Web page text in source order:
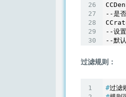
--是
--设
--默认
过滤规则：
#过滤